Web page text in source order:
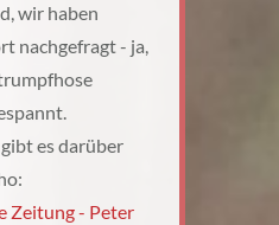
wir haben
nachgefragt - ja,
gibt es darüber
Zeitung - Peter